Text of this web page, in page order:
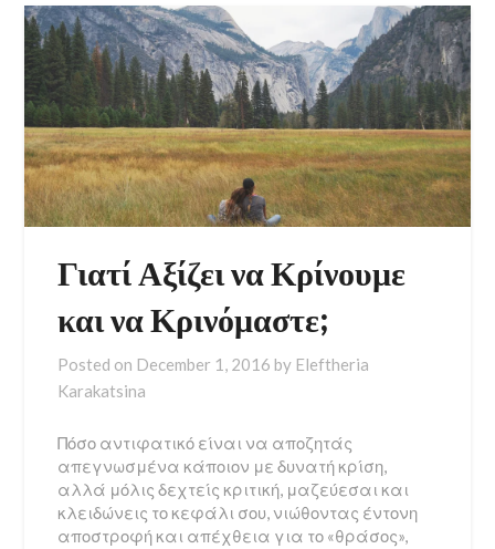
Γιατί Αξίζει να Κρίνουμε
και να Κρινόμαστε;
Posted on December 1, 2016 by Eleftheria
Karakatsina
Πόσο αντιφατικό είναι να αποζητάς
απεγνωσμένα κάποιον με δυνατή κρίση,
αλλά μόλις δεχτείς κριτική, μαζεύεσαι και
κλειδώνεις το κεφάλι σου, νιώθοντας έντονη
αποστροφή και απέχθεια για το «θράσος»,